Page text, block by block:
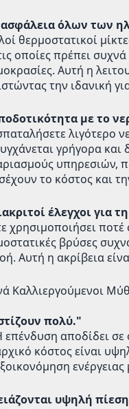
όλων των
θερμοστατικοί
οποίες πρέπει
Αυτή η
την ιδανική
με το
λιγότερο
γρήγορα
υπηρεσιών,
το κόστος και
έλεγχοι για
χρησιμοποιήσει
βρύσες
Αυτή η ακρίβεια
Καλλιεργούμενοι
πολύ."
επένδυση αποδίδει σε
κόστος είναι
υψηλή